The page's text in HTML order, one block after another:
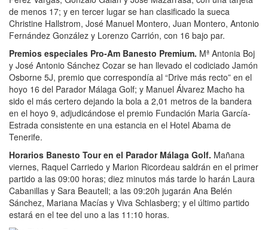
de menos 17; y en tercer lugar se han clasificado la sueca
Christine Hallstrom, José Manuel Montero, Juan Montero, Antonio
Fernández González y Lorenzo Carrión, con 16 bajo par.
Premios especiales Pro-Am Banesto Premium. Mª Antonia Boj
y José Antonio Sánchez Cozar se han llevado el codiciado Jamón
Osborne 5J, premio que correspondía al “Drive más recto” en el
hoyo 16 del Parador Málaga Golf; y Manuel Álvarez Macho ha
sido el más certero dejando la bola a 2,01 metros de la bandera
en el hoyo 9, adjudicándose el premio Fundación Maria García-
Estrada consistente en una estancia en el Hotel Abama de
Tenerife.
Horarios Banesto Tour en el Parador Málaga Golf. Mañana
viernes, Raquel Carriedo y Marion Ricordeau saldrán en el primer
partido a las 09:00 horas; diez minutos más tarde lo harán Laura
Cabanillas y Sara Beautell; a las 09:20h jugarán Ana Belén
Sánchez, Mariana Macías y Viva Schlasberg; y el último partido
estará en el tee del uno a las 11:10 horas.